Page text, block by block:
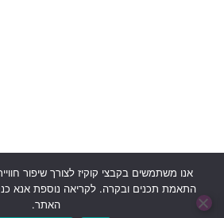
אנו משתמשים בקבצי קוקיז לצורך שיפור
התאמת תכנים ובקרה. לקריאה נוספת אנא
האתר.